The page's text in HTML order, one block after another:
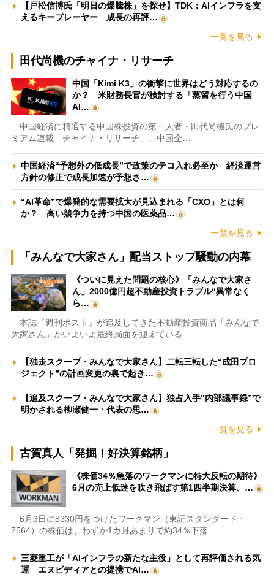
【戸松信博氏「明日の爆騰株」を探せ】TDK：AIインフラを支
えるキープレーヤー 成長の再評…
一覧を見る
田代尚機のチャイナ・リサーチ
中国「Kimi K3」の衝撃に世界はどう対応するの
か？ 米財務長官が検討する「蒸留を行う中国
AI…
中国経済に精通する中国株投資の第一人者・田代尚機氏のプレ
ミアム連載「チャイナ・リサーチ」。中国企…
中国経済“予想外の低成長”で政策のテコ入れ必至か 経済運営
方針の修正で成長加速が予想さ…
“AI革命”で爆発的な需要拡大が見込まれる「CXO」とは何
か？ 高い競争力を持つ中国の医薬品…
一覧を見る
「みんなで大家さん」配当ストップ騒動の内幕
《ついに見えた問題の核心》「みんなで大家さ
ん」2000億円超不動産投資トラブル“異常なく
ら…
本誌『週刊ポスト』が追及してきた不動産投資商品「みんなで
大家さん」がいよいよ最終局面を迎えている…
【独走スクープ・みんなで大家さん】二転三転した“成田プロ
ジェクト”の計画変更の裏で起き…
【追及スクープ・みんなで大家さん】独占入手“内部議事録”で
明かされる柳瀬健一・代表の思…
一覧を見る
古賀真人「発掘！好決算銘柄」
《株価34％急落のワークマンに特大反転の期待》
6月の売上低迷を吹き飛ばす第1四半期決算、…
6月3日に8330円をつけたワークマン（東証スタンダード・
7564）の株価は、わずか1カ月あまりで約34％下落…
三菱重工が「AIインフラの新たな主役」として再評価される気
運 エヌビディアとの提携でAI…